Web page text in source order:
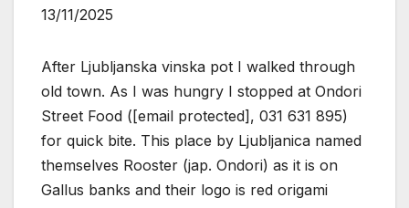
13/11/2025
After Ljubljanska vinska pot I walked through
old town. As I was hungry I stopped at Ondori
Street Food ([email protected], 031 631 895)
for quick bite. This place by Ljubljanica named
themselves Rooster (jap. Ondori) as it is on
Gallus banks and their logo is red origami